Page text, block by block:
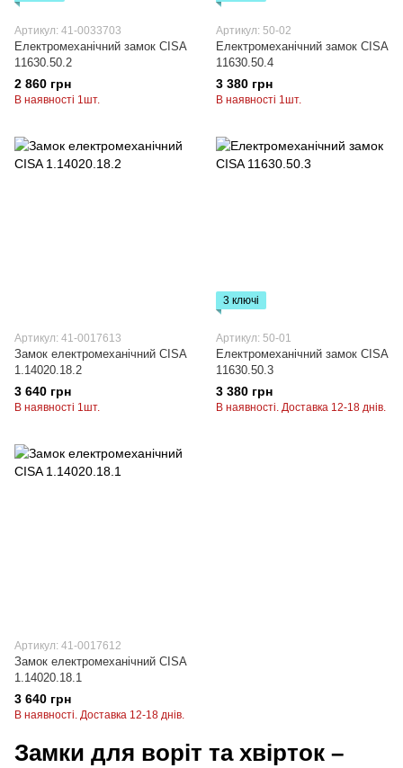
Артикул: 41-0033703
Електромеханічний замок CISA
11630.50.2
2 860 грн
В наявності 1шт.
Артикул: 50-02
Електромеханічний замок CISA
11630.50.4
3 380 грн
В наявності 1шт.
Артикул: 41-0017613
Замок електромеханічний CISA
1.14020.18.2
3 640 грн
В наявності 1шт.
3 ключі
Артикул: 50-01
Електромеханічний замок CISA
11630.50.3
3 380 грн
В наявності. Доставка 12-18 днів.
Артикул: 41-0017612
Замок електромеханічний CISA
1.14020.18.1
3 640 грн
В наявності. Доставка 12-18 днів.
Замки для воріт та хвірток –